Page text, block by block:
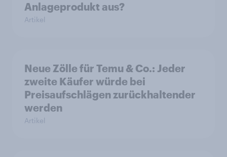
Anlageprodukt aus?
Artikel
Neue Zölle für Temu & Co.: Jeder
zweite Käufer würde bei
Preisaufschlägen zurückhaltender
werden
Artikel